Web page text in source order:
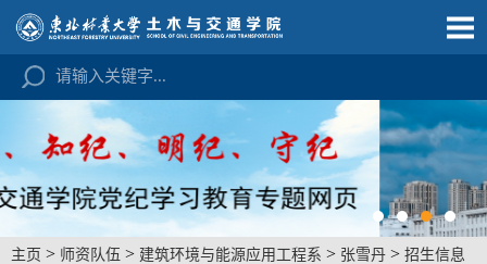
主页 > 师资队伍 > 建筑环境与能源应用工程系 > 张雪丹 > 招生信息